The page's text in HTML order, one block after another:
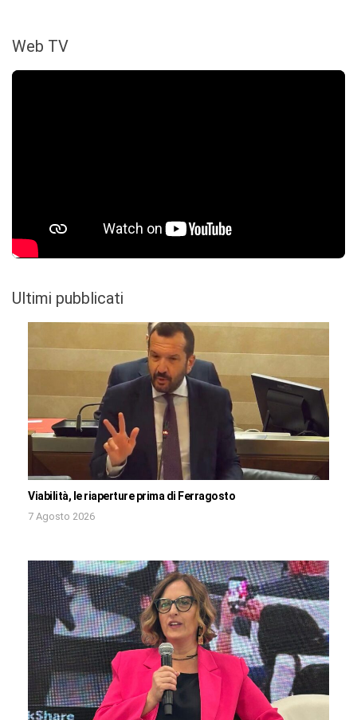
Web TV
Ultimi pubblicati
Viabilità, le riaperture prima di Ferragosto
7 Agosto 2026